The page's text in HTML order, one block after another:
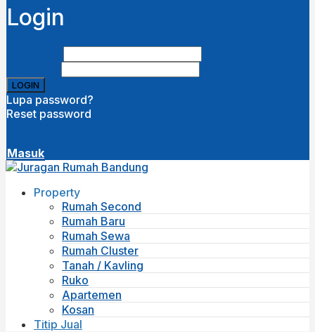
Login
Lupa password?
Reset password
Masuk
Property
Rumah Second
Rumah Baru
Rumah Sewa
Rumah Cluster
Tanah / Kavling
Ruko
Apartemen
Kosan
Titip Jual